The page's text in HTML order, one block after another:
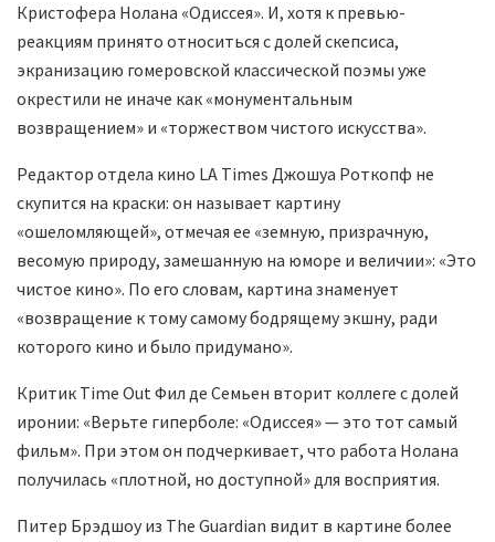
Кристофера Нолана «Одиссея». И, хотя к превью-
реакциям принято относиться с долей скепсиса,
экранизацию гомеровской классической поэмы уже
окрестили не иначе как «монументальным
возвращением» и «торжеством чистого искусства».
Редактор отдела кино LA Times Джошуа Роткопф не
скупится на краски: он называет картину
«ошеломляющей», отмечая ее «земную, призрачную,
весомую природу, замешанную на юморе и величии»: «Это
чистое кино». По его словам, картина знаменует
«возвращение к тому самому бодрящему экшну, ради
которого кино и было придумано».
Критик Time Out Фил де Семьен вторит коллеге с долей
иронии: «Верьте гиперболе: «Одиссея» — это тот самый
фильм». При этом он подчеркивает, что работа Нолана
получилась «плотной, но доступной» для восприятия.
Питер Брэдшоу из The Guardian видит в картине более